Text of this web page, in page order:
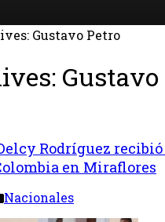
Gustavo Petro
Rodríguez
en Miraflores
Nacionales